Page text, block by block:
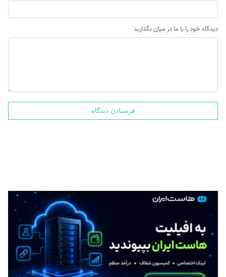
دیدگاه خود را با ما در میان بگذارید